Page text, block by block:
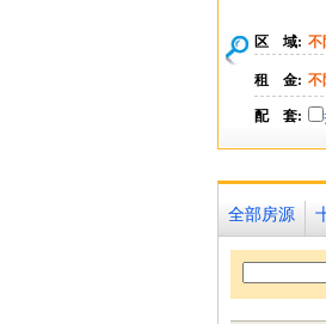
区 域: 不
租 金: 不
配 套:
全部房源